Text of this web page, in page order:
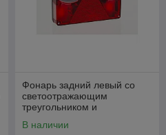
Фонарь задний левый со
светоотражающим
треугольником и
FT-088 LPM-L
В наличии